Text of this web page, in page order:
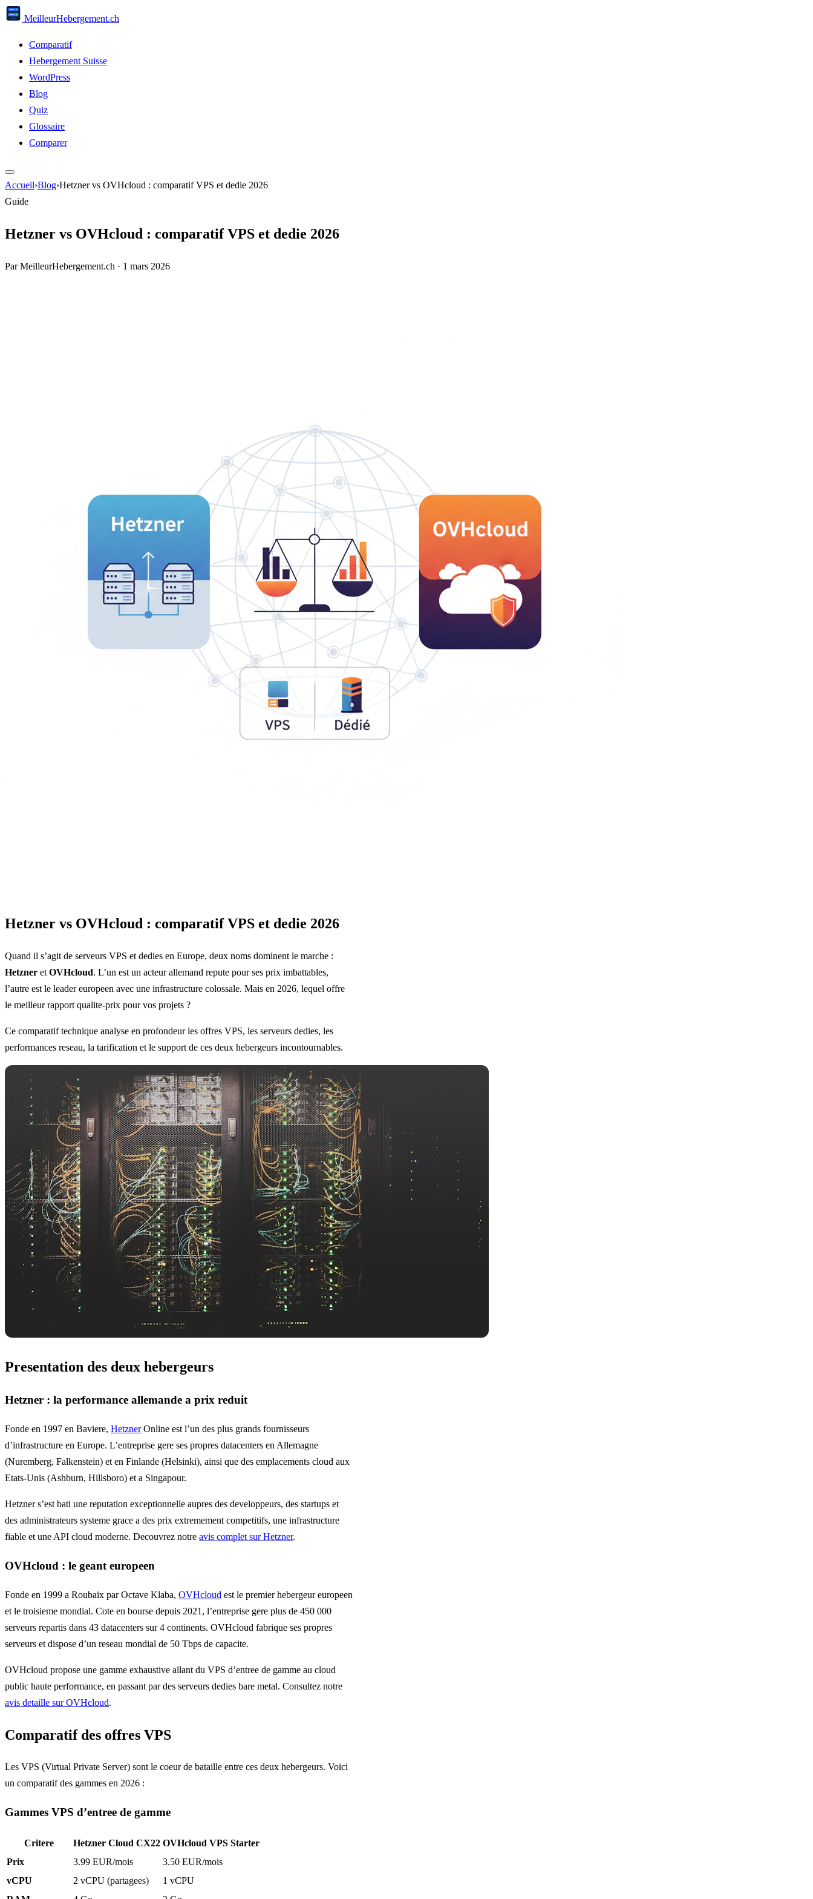
MeilleurHebergement.ch
Comparatif
Hebergement Suisse
WordPress
Blog
Quiz
Glossaire
Comparer
Accueil›Blog›Hetzner vs OVHcloud : comparatif VPS et dedie 2026
Guide
Hetzner vs OVHcloud : comparatif VPS et dedie 2026
Par MeilleurHebergement.ch · 1 mars 2026
Hetzner vs OVHcloud : comparatif VPS et dedie 2026
Quand il s’agit de serveurs VPS et dedies en Europe, deux noms dominent le marche :
Hetzner et OVHcloud. L’un est un acteur allemand repute pour ses prix imbattables,
l’autre est le leader europeen avec une infrastructure colossale. Mais en 2026, lequel offre
le meilleur rapport qualite-prix pour vos projets ?
Ce comparatif technique analyse en profondeur les offres VPS, les serveurs dedies, les
performances reseau, la tarification et le support de ces deux hebergeurs incontournables.
Presentation des deux hebergeurs
Hetzner : la performance allemande a prix reduit
Fonde en 1997 en Baviere, HetznerOnline est l’un des plus grands fournisseurs
d’infrastructure en Europe. L’entreprise gere ses propres datacenters en Allemagne
(Nuremberg, Falkenstein) et en Finlande (Helsinki), ainsi que des emplacements cloud aux
Etats-Unis (Ashburn, Hillsboro) et a Singapour.
Hetzner s’est bati une reputation exceptionnelle aupres des developpeurs, des startups et
des administrateurs systeme grace a des prix extremement competitifs, une infrastructure
fiable et une API cloud moderne. Decouvrez notre avis complet sur Hetzner.
OVHcloud : le geant europeen
Fonde en 1999 a Roubaix par Octave Klaba, OVHcloud est le premier hebergeur europeen
et le troisieme mondial. Cote en bourse depuis 2021, l’entreprise gere plus de 450 000
serveurs repartis dans 43 datacenters sur 4 continents. OVHcloud fabrique ses propres
serveurs et dispose d’un reseau mondial de 50 Tbps de capacite.
OVHcloud propose une gamme exhaustive allant du VPS d’entree de gamme au cloud
public haute performance, en passant par des serveurs dedies bare metal. Consultez notre
avis detaille sur OVHcloud.
Comparatif des offres VPS
Les VPS (Virtual Private Server) sont le coeur de bataille entre ces deux hebergeurs. Voici
un comparatif des gammes en 2026 :
Gammes VPS d’entree de gamme
Critere Hetzner Cloud CX22 OVHcloud VPS Starter
Prix
3.99 EUR/mois
3.50 EUR/mois
vCPU
2 vCPU (partagees)
1 vCPU